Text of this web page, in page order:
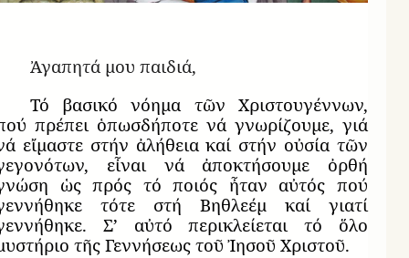
Ἀγαπητά μου παιδιά,
Τό βασικό νόημα τῶν Χριστουγέννων,
πρέπει ὁπωσδήποτε νά γνωρίζουμε, γιά
εἴμαστε στήν ἀλήθεια καί στήν οὐσία τῶν
εἶναι νά ἀποκτήσουμε ὀρθή
ὡς πρός τό ποιός ἦταν αὐτός πού
τότε στή Βηθλεέμ καί γιατί
Σ’ αὐτό περικλείεται τό ὅλο
τῆς Γεννήσεως τοῦ Ἰησοῦ Χριστοῦ.